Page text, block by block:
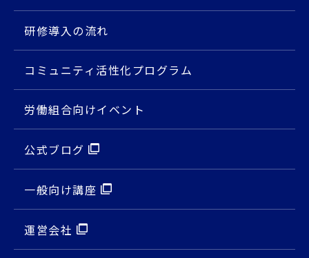
研修導入の流れ
コミュニティ活性化プログラム
労働組合向けイベント
公式ブログ
⼀般向け講座
運営会社